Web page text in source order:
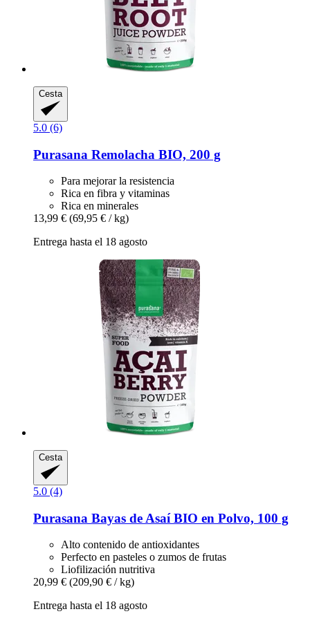
Cesta
5.0 (6)
Purasana Remolacha BIO, 200 g
Para mejorar la resistencia
Rica en fibra y vitaminas
Rica en minerales
13,99 € (69,95 € / kg)
Entrega hasta el 18 agosto
Cesta
5.0 (4)
Purasana Bayas de Asaí BIO en Polvo, 100 g
Alto contenido de antioxidantes
Perfecto en pasteles o zumos de frutas
Liofilización nutritiva
20,99 € (209,90 € / kg)
Entrega hasta el 18 agosto